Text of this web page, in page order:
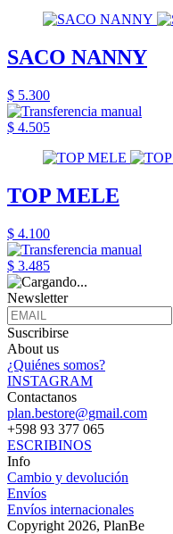
SACO NANNY
$ 5.300
$ 4.505
TOP MELE
$ 4.100
$ 3.485
Newsletter
Suscribirse
About us
¿Quiénes somos?
INSTAGRAM
Contactanos
plan.bestore@gmail.com
+598 93 377 065
ESCRIBINOS
Info
Cambio y devolución
Envíos
Envíos internacionales
Copyright 2026, PlanBe